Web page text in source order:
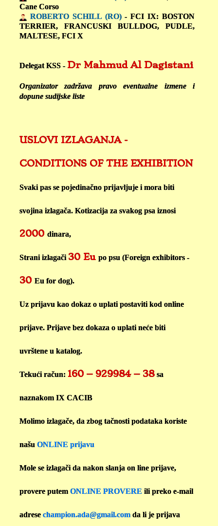
Cane Corso
ROBERTO SCHILL (RO)- FCI IX: BOSTON
TERRIER, FRANCUSKI BULLDOG, PUDLE,
MALTESE, FCI X
Delegat KSS - Dr Mahmud Al Dagistani
Organizator zadržava pravo eventualne izmene i
dopune sudijske liste
USLOVI IZLAGANJA -
CONDITIONS OF THE EXHIBITION
Svaki pas se pojedinačno prijavljuje i mora biti
svojina izlagača. Kotizacija za svakog psa iznosi
2000 dinara,
Strani izlagači 30 Eu po psu (Foreign exhibitors -
30 Eu for dog).
Uz prijavu kao dokaz o uplati postaviti kod online
prijave. Prijave bez dokaza o uplati neće biti
uvrštene u katalog.
Tekući račun: 160 – 929984 – 38 sa
naznakom IX CACIB
Molimo izlagače, da zbog tačnosti podataka koriste
našu ONLINE prijavu
Mole se izlagači da nakon slanja on line prijave,
provere putem ONLINE PROVERE ili preko e-mail
adrese champion.ada@gmail.com da li je prijava